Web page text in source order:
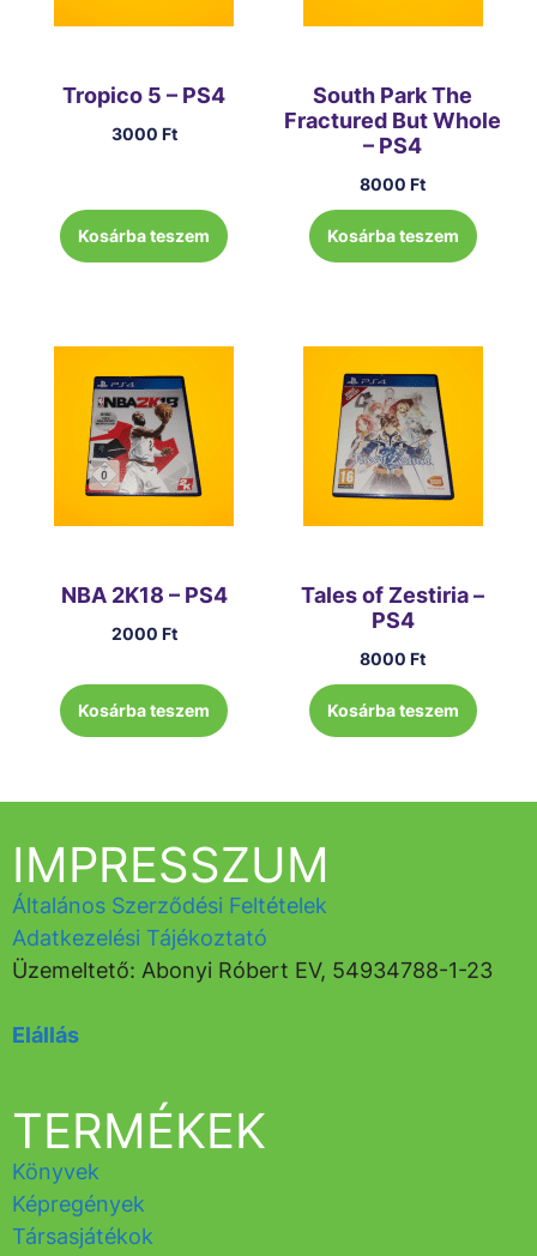
Tropico 5 – PS4
3000 Ft
Kosárba teszem
South Park The
Fractured But Whole
– PS4
8000Ft
Kosárba teszem
NBA 2K18 – PS4
2000 Ft
Kosárba teszem
Tales of Zestiria –
PS4
8000Ft
Kosárba teszem
TERMÉKEK
Könyvek
Képregények
Társasjátékok
IMPRESSZUM
Általános Szerződési Feltételek
Adatkezelési Tájékoztató
Üzemeltető: Abonyi Róbert EV, 54934788-1-23
Elállás